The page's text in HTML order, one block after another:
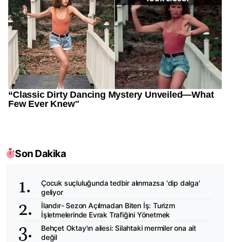
Son Dakika
Çocuk suçluluğunda tedbir alınmazsa 'dip dalga'
geliyor
İlandır- Sezon Açılmadan Biten İş: Turizm
İşletmelerinde Evrak Trafiğini Yönetmek
Behçet Oktay'ın ailesi: Silahtaki mermiler ona ait
değil